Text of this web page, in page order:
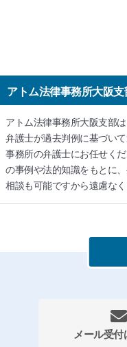
アトム法律事務所大阪支
アトム法律事務所大阪支部
弁護士が過去判例に基づい
事務所の弁護士にお任せく
の事例や法的知識をもとに
相談も可能ですから遠慮なく
メール受付